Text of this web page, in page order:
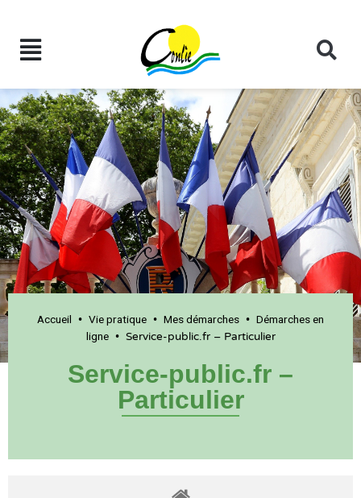
Accueil • Vie pratique • Mes démarches • Démarches en
ligne• Service-public.fr – Particulier
Service-public.fr –
Particulier